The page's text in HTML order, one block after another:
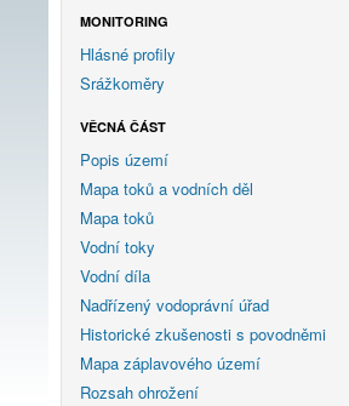
MONITORING
Hlásné profily
Srážkoměry
VĚCNÁ ČÁST
Popis území
Mapa toků a vodních děl
Mapa toků
Vodní toky
Vodní díla
Nadřízený vodoprávní úřad
Historické zkušenosti s povodněmi
Mapa záplavového území
Rozsah ohrožení